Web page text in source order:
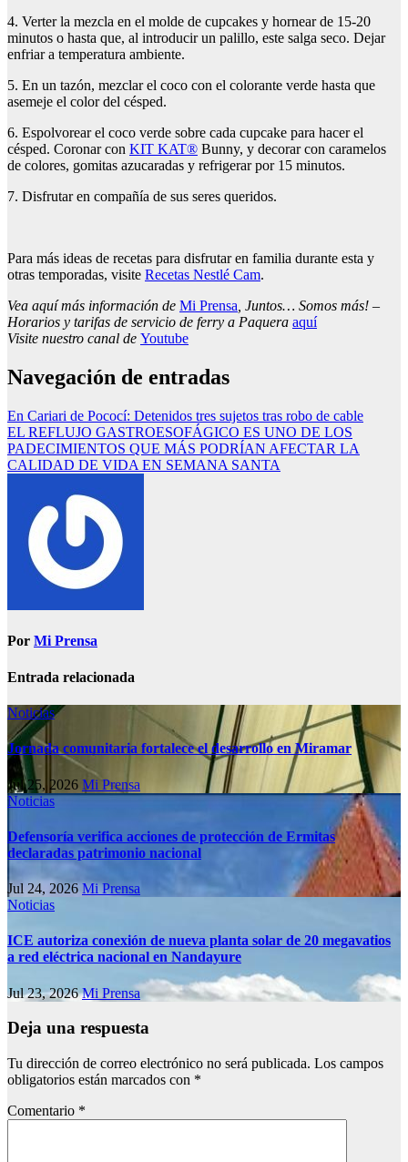
4. Verter la mezcla en el molde de cupcakes y hornear de 15-20
minutos o hasta que, al introducir un palillo, este salga seco. Dejar
enfriar a temperatura ambiente.
5. En un tazón, mezclar el coco con el colorante verde hasta que
asemeje el color del césped.
6. Espolvorear el coco verde sobre cada cupcake para hacer el
césped. Coronar con KIT KAT® Bunny, y decorar con caramelos
de colores, gomitas azucaradas y refrigerar por 15 minutos.
7. Disfrutar en compañía de sus seres queridos.
Para más ideas de recetas para disfrutar en familia durante esta y
otras temporadas, visite Recetas Nestlé Cam.
Vea aquí más información de Mi Prensa, Juntos… Somos más! –
Horarios y tarifas de servicio de ferry a Paquera aquí
Visite nuestro canal de Youtube
Navegación de entradas
En Cariari de Pococí: Detenidos tres sujetos tras robo de cable
EL REFLUJO GASTROESOFÁGICO ES UNO DE LOS
PADECIMIENTOS QUE MÁS PODRÍAN AFECTAR LA
CALIDAD DE VIDA EN SEMANA SANTA
Por Mi Prensa
Entrada relacionada
Noticias
Jornada comunitaria fortalece el desarrollo en Miramar
Jul 25, 2026 Mi Prensa
Noticias
Defensoría verifica acciones de protección de Ermitas
declaradas patrimonio nacional
Jul 24, 2026Mi Prensa
Noticias
ICE autoriza conexión de nueva planta solar de 20 megavatios
a red eléctrica nacional en Nandayure
Jul 23, 2026Mi Prensa
Deja una respuesta
Tu dirección de correo electrónico no será publicada. Los campos
obligatorios están marcados con *
Comentario *